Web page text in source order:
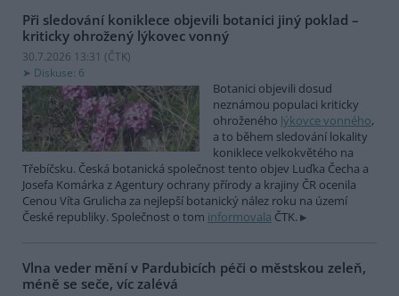
Při sledování koniklece objevili botanici jiný poklad –
kriticky ohrožený lýkovec vonný
30.7.2026 13:31 (ČTK)
Diskuse: 6
Botanici objevili dosud
neznámou populaci kriticky
ohroženého lýkovce vonného,
a to během sledování lokality
koniklece velkokvětého na
Třebíčsku. Česká botanická společnost tento objev Luďka Čecha a
Josefa Komárka z Agentury ochrany přírody a krajiny ČR ocenila
Cenou Víta Grulicha za nejlepší botanický nález roku na území
České republiky. Společnost o tom informovala ČTK.
Vlna veder mění v Pardubicích péči o městskou zeleň,
méně se seče, víc zalévá